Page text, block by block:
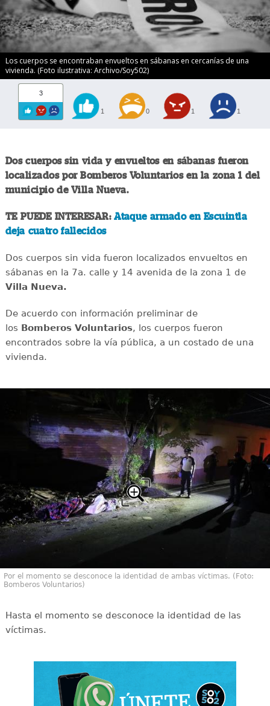
Los cuerpos se encontraban envueltos en sábanas en cercanías de una
vivienda. (Foto ilustrativa: Archivo/Soy502)
3
1 0 1 1
Dos cuerpos sin vida y envueltos en sábanas fueron
localizados por Bomberos Voluntarios en la zona 1 del
municipio de Villa Nueva.
TE PUEDE INTERESAR:Ataque armado en Escuintla
deja cuatro fallecidos
Dos cuerpos sin vida fueron localizados envueltos en
sábanas en la 7a. calle y 14 avenida de la zona 1 de
Villa Nueva.
De acuerdo con información preliminar de
los Bomberos Voluntarios, los cuerpos fueron
encontrados sobre la vía pública, a un costado de una
vivienda.
Por el momento se desconoce la identidad de ambas víctimas. (Foto:
Bomberos Voluntarios)
Hasta el momento se desconoce la identidad de las
víctimas.